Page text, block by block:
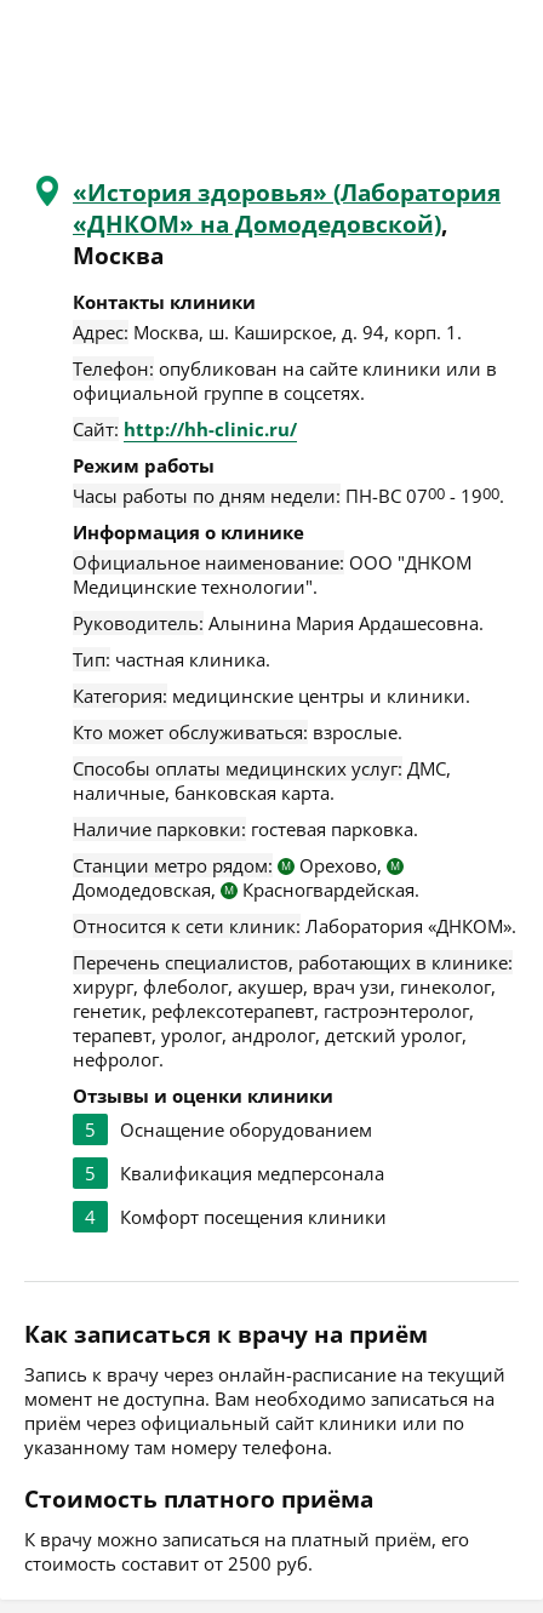
«История здоровья» (Лаборатория
«ДНКОМ» на Домодедовской),
Москва
Контакты клиники
Адрес: Москва, ш. Каширское, д. 94, корп. 1 .
Телефон: опубликован на сайте клиники или в
официальной группе в соцсетях.
Сайт: http://hh-clinic.ru/
Режим работы
Часы работы по дням недели: ПН-ВС 0700 - 1900.
Информация о клинике
Официальное наименование: ООО "ДНКОМ
Медицинские технологии".
Руководитель: Алынина Мария Ардашесовна.
Тип: частная клиника.
Категория: медицинские центры и клиники.
Кто может обслуживаться: взрослые.
Способы оплаты медицинских услуг: ДМС,
наличные, банковская карта.
Наличие парковки: гостевая парковка.
Станции метро рядом:
М Орехово, М
Домодедовская, М
Красногвардейская.
Относится к сети клиник: Лаборатория «ДНКОМ».
Перечень специалистов, работающих в клинике:
хирург, флеболог, акушер, врач узи, гинеколог,
генетик, рефлексотерапевт, гастроэнтеролог,
терапевт, уролог, андролог, детский уролог,
нефролог.
Отзывы и оценки клиники
5
Оснащение оборудованием
5
Квалификация медперсонала
4
Комфорт посещения клиники
Как записаться к врачу на приём
Запись к врачу через онлайн-расписание на текущий
момент не доступна. Вам необходимо записаться на
приём через официальный сайт клиники или по
указанному там номеру телефона.
Стоимость платного приёма
К врачу можно записаться на платный приём, его
стоимость составит от 2500 руб.